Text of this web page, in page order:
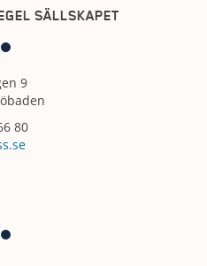
SÄLLSKAPET
9
80